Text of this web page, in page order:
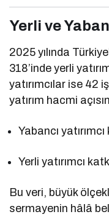
Yerli ve
2025 yılında
318’inde yerli
yatırımcılar ise 42
yatırım hacmi
Yabancı
Yerli yatırımcı
Bu veri, büyük
sermayenin hâlâ